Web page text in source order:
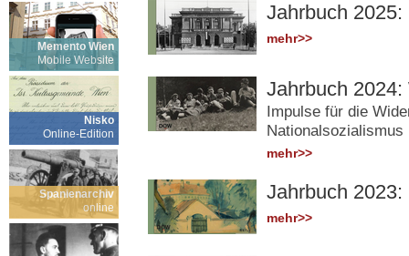
Memento Wien
Mobile Website
Nisko
Online-Edition
Spanienarchiv
online
Jahrbuch
mehr>>
Jahrbuch
Impulse für die
Nationalsozialismus
mehr>>
Jahrbuch
mehr>>